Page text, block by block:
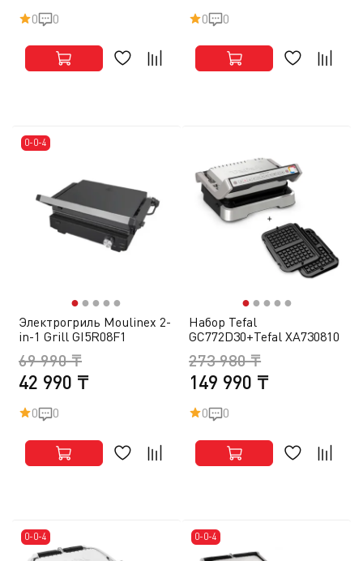
0 0 0 0
0-0-4
●● ● ● ●
Электрогриль Moulinex 2-
in-1 Grill GI5R08F1
42 990 ₸
69 990 ₸
0 0
●● ● ● ●
Набор Tefal
GC772D30+Tefal XA730810
149 990 ₸
273 980 ₸
0 0
0-0-4 0-0-4